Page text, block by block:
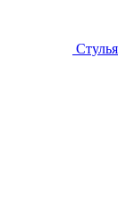
Стулья